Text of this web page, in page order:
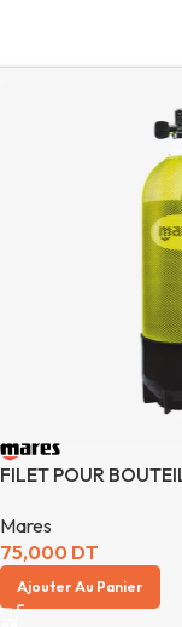
FILET POUR
Mares
75,000 DT
Ajouter Au Panier